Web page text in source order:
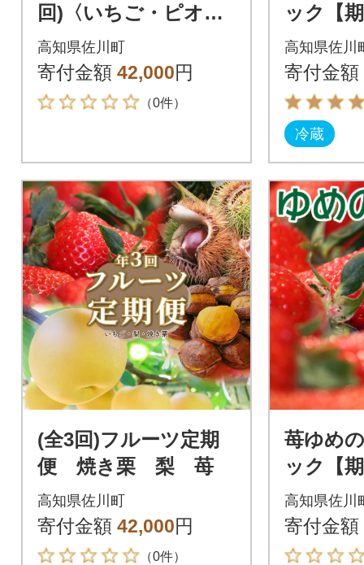
回)〈いちご・ピオー
ネ・梨〉
高知県佐川町
寄付金額 42,000円
（0件）
ック【
定】
下旬頃
高知県佐川
寄付金額
冷蔵
(全3回)フルーツ定期
便 焼き栗 梨 苺
高知県佐川町
寄付金額 42,000円
（0件）
苺ゆめ
ック【
定】
～3月下
高知県佐川
寄付金額